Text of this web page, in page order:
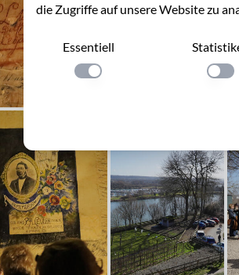
die Zugriffe auf unsere Website zu
Essentiell
Einstellung anwenden